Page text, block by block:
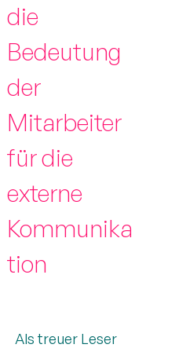
die
Bedeutung
der
Mitarbeiter
für die
externe
Kommunika
tion
Als treuer Leser